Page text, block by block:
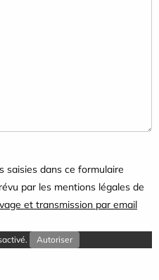
saisies dans ce formulaire
par les mentions légales de
et transmission par email
Autoriser